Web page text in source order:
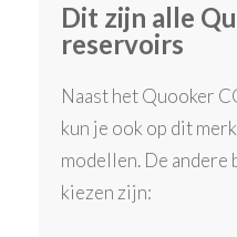
Dit zijn alle
reservoirs
Naast het Quooker
kun je ook op dit
modellen. De
kiezen zijn: